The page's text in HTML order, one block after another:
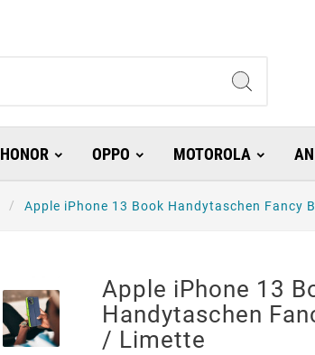
HONOR OPPO MOTOROLA
Apple iPhone 13 Book Handytaschen Fancy
Apple iPhone 13
Handytaschen
/ Limette